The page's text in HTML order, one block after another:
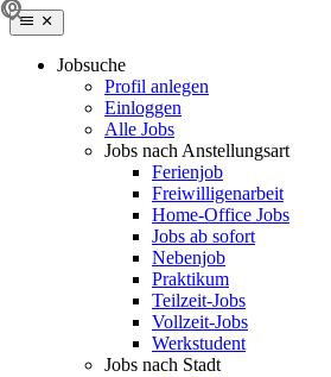
Jobsuche
Profil anlegen
Einloggen
Alle Jobs
Jobs nach Anstellungsart
Ferienjob
Freiwilligenarbeit
Home-Office Jobs
Jobs ab sofort
Nebenjob
Praktikum
Teilzeit-Jobs
Vollzeit-Jobs
Werkstudent
Jobs nach Stadt